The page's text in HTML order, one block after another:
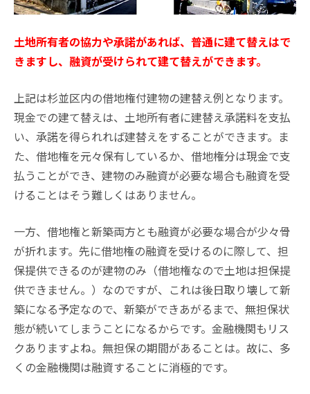
土地所有者の協力や承諾があれば、普通に建て替えはで
きますし、融資が受けられて建て替えができます。
上記は杉並区内の借地権付建物の建替え例となります。
現金での建て替えは、土地所有者に建替え承諾料を支払
い、承諾を得られれば建替えをすることができます。ま
た、借地権を元々保有しているか、借地権分は現金で支
払うことができ、建物のみ融資が必要な場合も融資を受
けることはそう難しくはありません。
一方、借地権と新築両方とも融資が必要な場合が少々骨
が折れます。先に借地権の融資を受けるのに際して、担
保提供できるのが建物のみ（借地権なので土地は担保提
供できません。）なのですが、これは後日取り壊して新
築になる予定なので、新築ができあがるまで、無担保状
態が続いてしまうことになるからです。金融機関もリス
クありますよね。無担保の期間があることは。故に、多
くの金融機関は融資することに消極的です。